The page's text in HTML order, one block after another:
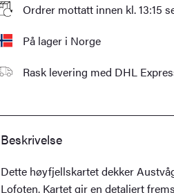
Ordrer mottatt innen kl. 13:15
På lager i Norge
Rask levering med DHL
Beskrivelse
Dette høyfjellskartet dekker
Lofoten. Kartet gir en detaljert